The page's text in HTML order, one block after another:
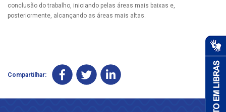
conclusão do trabalho, iniciando pelas áreas mais baixas e,
posteriormente, alcançando as áreas mais altas.
Compartilhar: